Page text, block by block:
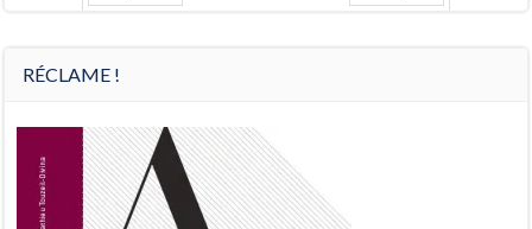
RÉCLAME !